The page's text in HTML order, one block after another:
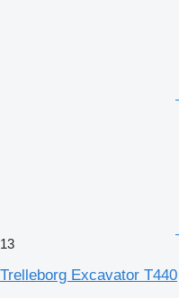
13
Trelleborg Excavator T440